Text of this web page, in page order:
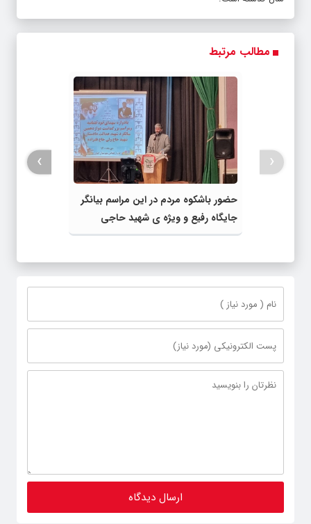
مطالب مرتبط
حضور باشکوه مردم در این مراسم بیانگر
جایگاه رفیع و ویژه ی شهید حاجی
قلیزاده بین آحاد جامعه است + تصاویر
‹
›